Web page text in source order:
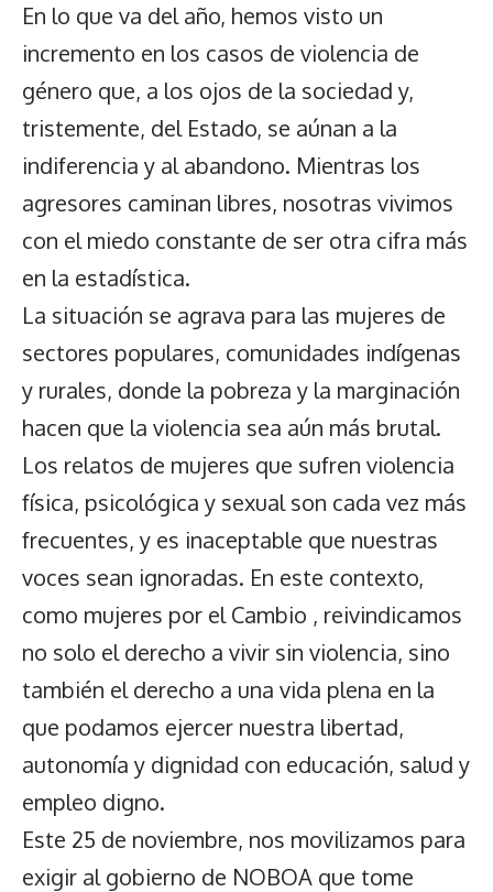
En lo que va del año, hemos visto un
incremento en los casos de violencia de
género que, a los ojos de la sociedad y,
tristemente, del Estado, se aúnan a la
indiferencia y al abandono. Mientras los
agresores caminan libres, nosotras vivimos
con el miedo constante de ser otra cifra más
en la estadística.
La situación se agrava para las mujeres de
sectores populares, comunidades indígenas
y rurales, donde la pobreza y la marginación
hacen que la violencia sea aún más brutal.
Los relatos de mujeres que sufren violencia
física, psicológica y sexual son cada vez más
frecuentes, y es inaceptable que nuestras
voces sean ignoradas. En este contexto,
como mujeres por el Cambio , reivindicamos
no solo el derecho a vivir sin violencia, sino
también el derecho a una vida plena en la
que podamos ejercer nuestra libertad,
autonomía y dignidad con educación, salud y
empleo digno.
Este 25 de noviembre, nos movilizamos para
exigir al gobierno de NOBOA que tome